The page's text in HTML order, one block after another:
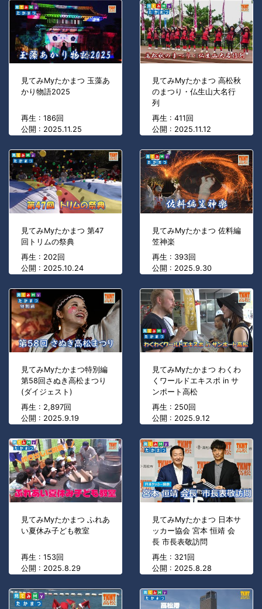
見てみMyたかまつ 玉藻あ
かり物語2025
再生 : 186回
公開 : 2025.11.25
見てみMyたかまつ 高松秋
のまつり・仏生山大名行
列
再生 : 411回
公開 : 2025.11.12
見てみMyたかまつ 第47
回トリムの祭典
再生 : 202回
公開 : 2025.10.24
見てみMyたかまつ 佐料編
笠神楽
再生 : 393回
公開 : 2025.9.30
見てみMyたかまつ特別編
第58回さぬき高松まつり
(ダイジェスト)
再生 : 2,897回
公開 : 2025.9.19
見てみMyたかまつ わくわ
くワールドエキスポ in サ
ンポート高松
再生 : 250回
公開 : 2025.9.12
見てみMyたかまつ ふれあ
い夏休み子ども教室
再生 : 153回
公開 : 2025.8.29
見てみMyたかまつ 日本サ
ッカー協会 宮本 恒靖 会
長 市長表敬訪問
再生 : 321回
公開 : 2025.8.28